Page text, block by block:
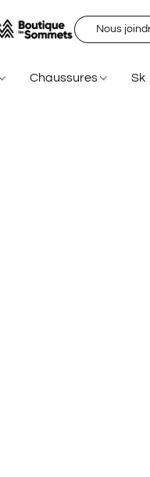
Nous
Chaussures